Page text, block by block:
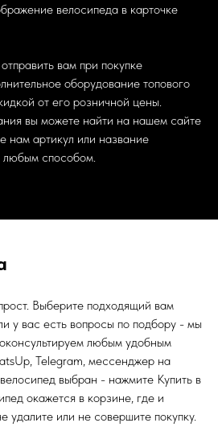
велосипеда в карточке
вам при покупке
оборудование топового
от его розничной цены.
вы можете найти на нашем сайте
нам артикул или название
любым способом.
Выберите подходящий вам
у вас есть вопросы по подбору - мы
любым удобным
Telegram, мессенджер на
выбран - нажмите Купить в
окажется в корзине, где и
удалите или не совершите покупку.